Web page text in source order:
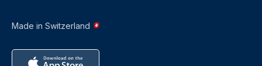
Made in Switzerland